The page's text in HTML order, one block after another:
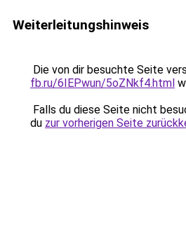
Weiterleitungshinweis
Die von dir besuchte Seite
fb.ru/6IEPwun/5oZNkf4.html
Falls du diese Seite nicht
du zur vorherigen Seite